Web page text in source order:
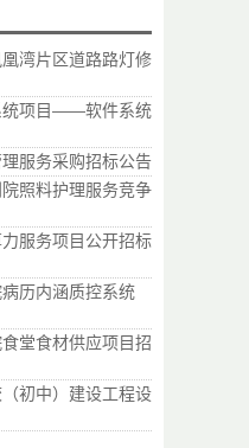
湾片区道路路灯修
统项目——软件系统
服务采购招标公告
照料护理服务竞争
服务项目公开招标
历内涵质控系统
堂食材供应项目招
初中）建设工程设